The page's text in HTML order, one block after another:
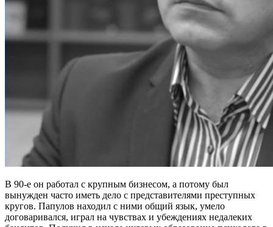
В 90-е он работал с крупным бизнесом, а потому был
вынужден часто иметь дело с представителями преступных
кругов. Папулов находил с ними общий язык, умело
договаривался, играл на чувствах и убеждениях недалеких